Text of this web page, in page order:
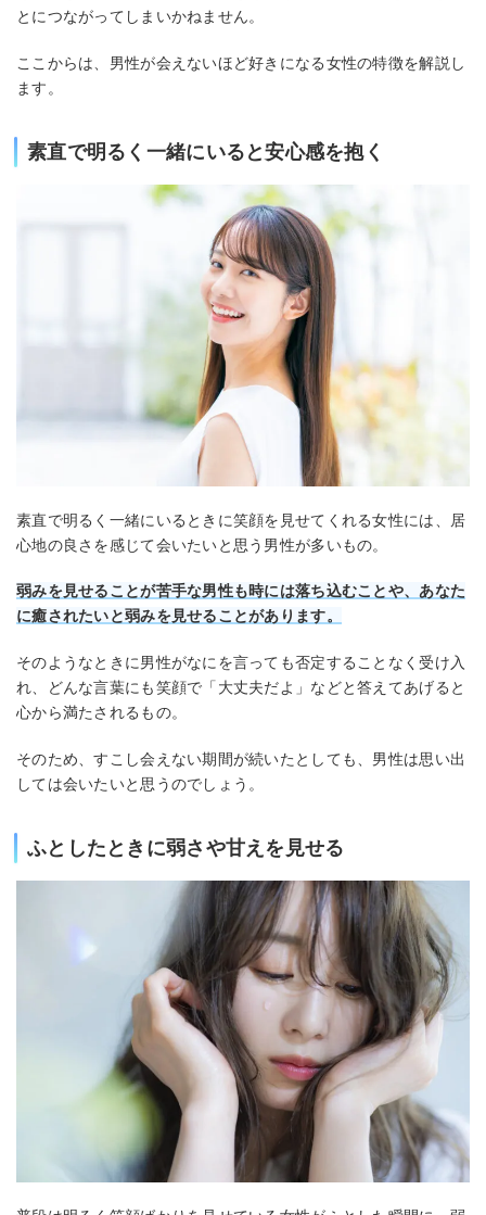
とにつながってしまいかねません。
ここからは、男性が会えないほど好きになる女性の特徴を解説し
ます。
素直で明るく一緒にいると安心感を抱く
素直で明るく一緒にいるときに笑顔を見せてくれる女性には、居
心地の良さを感じて会いたいと思う男性が多いもの。
弱みを見せることが苦手な男性も時には落ち込むことや、あなた
に癒されたいと弱みを見せることがあります。
そのようなときに男性がなにを言っても否定することなく受け入
れ、どんな言葉にも笑顔で「大丈夫だよ」などと答えてあげると
心から満たされるもの。
そのため、すこし会えない期間が続いたとしても、男性は思い出
しては会いたいと思うのでしょう。
ふとしたときに弱さや甘えを見せる